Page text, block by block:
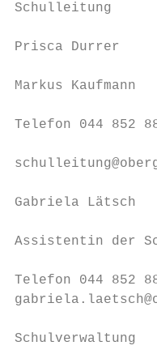
Schulleitung
Prisca Durrer
Markus
Telefon 044
Gabriela
Assistentin der
Telefon 044 852